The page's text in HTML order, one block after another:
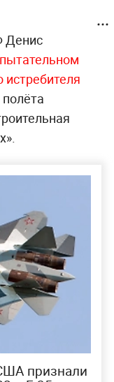
Денис
истребителя
признали